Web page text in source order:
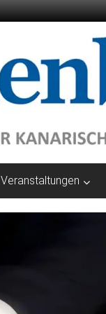
Veranstaltungen